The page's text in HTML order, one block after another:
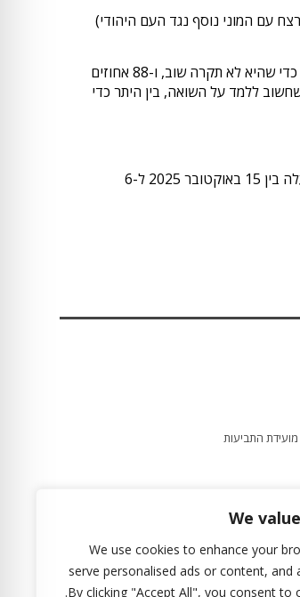
We
We use cookies to enhance your
serve personalised ads or content, and
By clicking "Accept All", you consent to
בגילאי 18 עד 29 – מאמינים שמשהו כמו השואה (רצח עם המוני נוסף נגד העם היהודי)
רוב עצום של מבוגרים אירים מאמין בחשיבות של חינוך בנושא השואה. 92 אחוזים מכלל המבוגרים מאמינים שחשוב ללמד על השואה, בין היתר כדי שהיא לא תקרה שוב, ו-88 אחוזים
מספרים אלה משתקפים בקבוצת הצעירים, כאשר 91 אחוז מהצעירים בגילאי 18 עד 29 מאמינים שחשוב ללמד על השואה, בין היתר כדי
סקר זה הוזמן על ידי ועידת התביעות. הנתונים נאספו על ידי Global Strategy Group, עם מדגם מייצג של 1,000 מבוגרים באירלנד בגילאי 18 ומעלה בין 15 באוקטובר 2025 ל-6
התביעות